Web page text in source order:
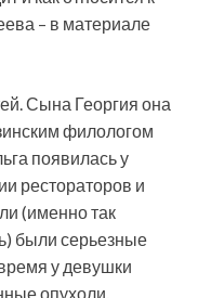
– в материале
Сына Георгия она
филологом
появилась у
рестораторов и
(именно так
были серьезные
у девушки
опухоли.